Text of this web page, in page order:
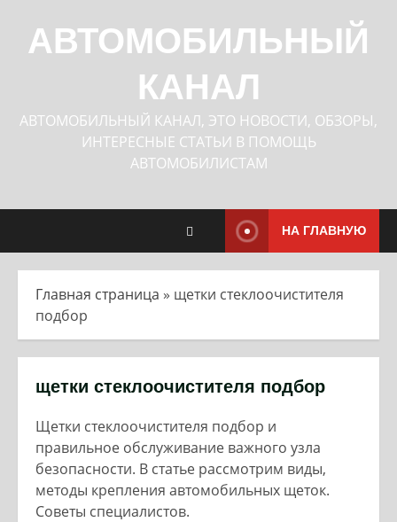
содержимому
АВТОМОБИЛЬНЫЙ
КАНАЛ
АВТОМОБИЛЬНЫЙ КАНАЛ, ЭТО НОВОСТИ, ОБЗОРЫ,
ИНТЕРЕСНЫЕ СТАТЬИ В ПОМОЩЬ
АВТОМОБИЛИСТАМ
НА ГЛАВНУЮ
Главная страница » щетки стеклоочистителя
подбор
щетки стеклоочистителя подбор
Щетки стеклоочистителя подбор и
правильное обслуживание важного узла
безопасности. В статье рассмотрим виды,
методы крепления автомобильных щеток.
Советы специалистов.